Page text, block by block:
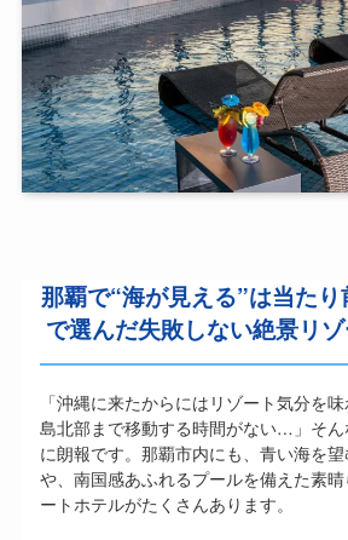
那覇で“海が見える”は当た
で選んだ失敗しない絶景リ
「沖縄に来たからにはリゾート気分を
島北部まで移動する時間がない…」そ
に朗報です。那覇市内にも、青い海を
や、南国感あふれるプールを備えた素
ートホテルがたくさんあります。